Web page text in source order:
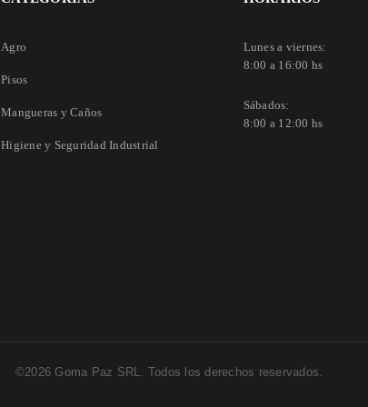
Agro
Pisos
Mangueras y Caños
Higiene y Seguridad Industrial
Lunes a viernes:
8:00 a 16:00 hs
Sábados:
8:00 a 12:00 hs
©2026 Goma Paz SRL. Todos los derechos reservados.